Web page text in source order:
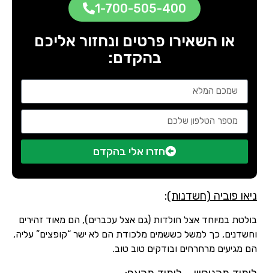
1-700-505-400
או השאירו פרטים ונחזור אליכם
בהקדם:
חזרו אלי בהקדם
ניאו פוביה (חשדנות):
בולטת במיוחד אצל חולדות (גם אצל עכברים), הם מאוד זהירים
וחשדנים, כך למשל כששמים מלכודת הם לא ישר “קופצים” עליה,
הם מגיעים מרחרחים ובודקים טוב טוב.